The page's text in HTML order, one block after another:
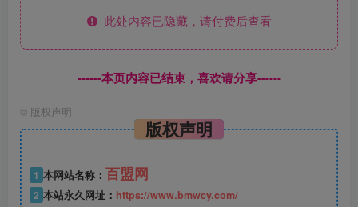
此处内容已隐藏，请付费后查看
------本页内容已结束，喜欢请分享------
© 版权声明
版权声明
1 本网站名称： 百盟网
2 本站永久网址： https://www.bmwcy.com/